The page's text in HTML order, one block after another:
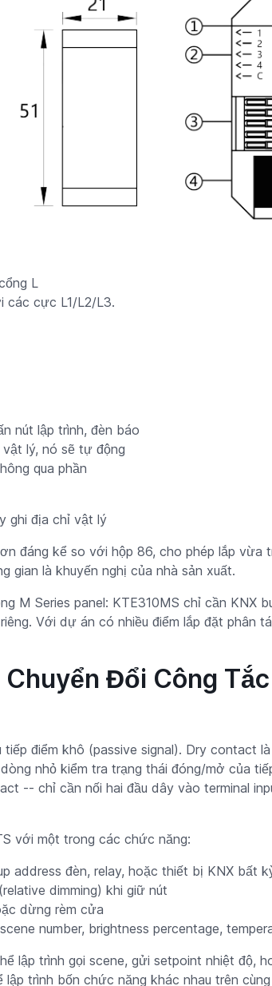
L
cực L1/L2/L3.
nút lập trình, đèn báo
vật lý, nó sẽ tự động
qua phần
ghi địa chỉ vật lý
đáng kể so với hộp 86, cho phép lắp vừa
gian là khuyến nghị của nhà sản xuất.
M Series panel: KTE310MS chỉ cần KNX
Với dự án có nhiều điểm lắp đặt phân
Đổi Công
điểm khô (passive signal). Dry contact
nhỏ kiểm tra trạng thái đóng/mở của
-- chỉ cần nối hai đầu dây vào terminal
với một trong các chức năng:
address đèn, relay, hoặc thiết bị KNX bất
dimming) khi giữ nút
dừng rèm cửa
number, brightness percentage,
lập trình gọi scene, gửi setpoint nhiệt độ,
trình bốn chức năng khác nhau trên